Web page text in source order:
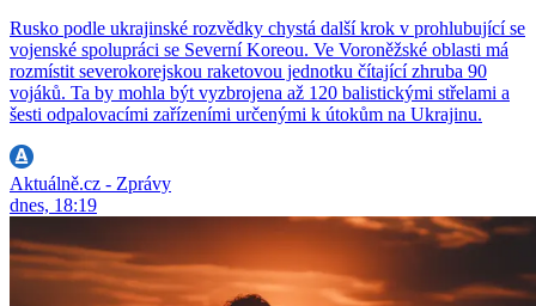
Rusko podle ukrajinské rozvědky chystá další krok v prohlubující se
vojenské spolupráci se Severní Koreou. Ve Voroněžské oblasti má
rozmístit severokorejskou raketovou jednotku čítající zhruba 90
vojáků. Ta by mohla být vyzbrojena až 120 balistickými střelami a
šesti odpalovacími zařízeními určenými k útokům na Ukrajinu.
Aktuálně.cz - Zprávy
dnes, 18:19